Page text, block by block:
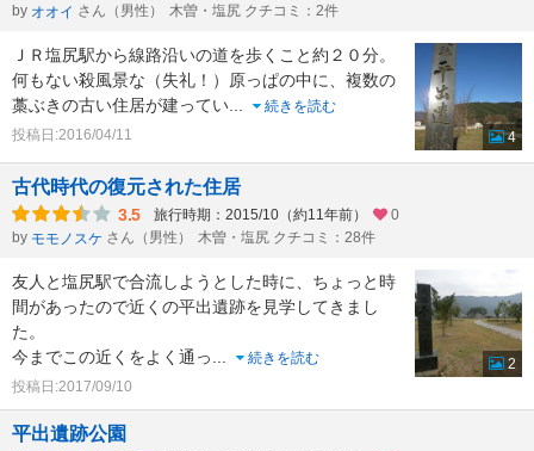
by オオイ さん（男性） 木曽・塩尻 クチコミ：2件
ＪＲ塩尻駅から線路沿いの道を歩くこと約２０分。
何もない殺風景な（失礼！）原っぱの中に、複数の
藁ぶきの古い住居が建ってい...
続きを読む
投稿日:2016/04/11
4
古代時代の復元された住居
3.5 旅行時期：2015/10（約11年前）
0
by モモノスケ さん（男性） 木曽・塩尻 クチコミ：28件
友人と塩尻駅で合流しようとした時に、ちょっと時
間があったので近くの平出遺跡を見学してきまし
た。
今までこの近くをよく通っ...
続きを読む
投稿日:2017/09/10
2
平出遺跡公園